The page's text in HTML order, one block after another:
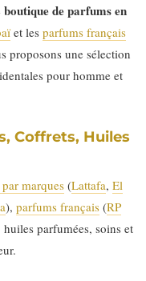
boutique de parfums en
et les parfums français
proposons une sélection
pour homme et
Coffrets, Huiles
marques(Lattafa, El
), parfums français (RP
huiles parfumées, soins et